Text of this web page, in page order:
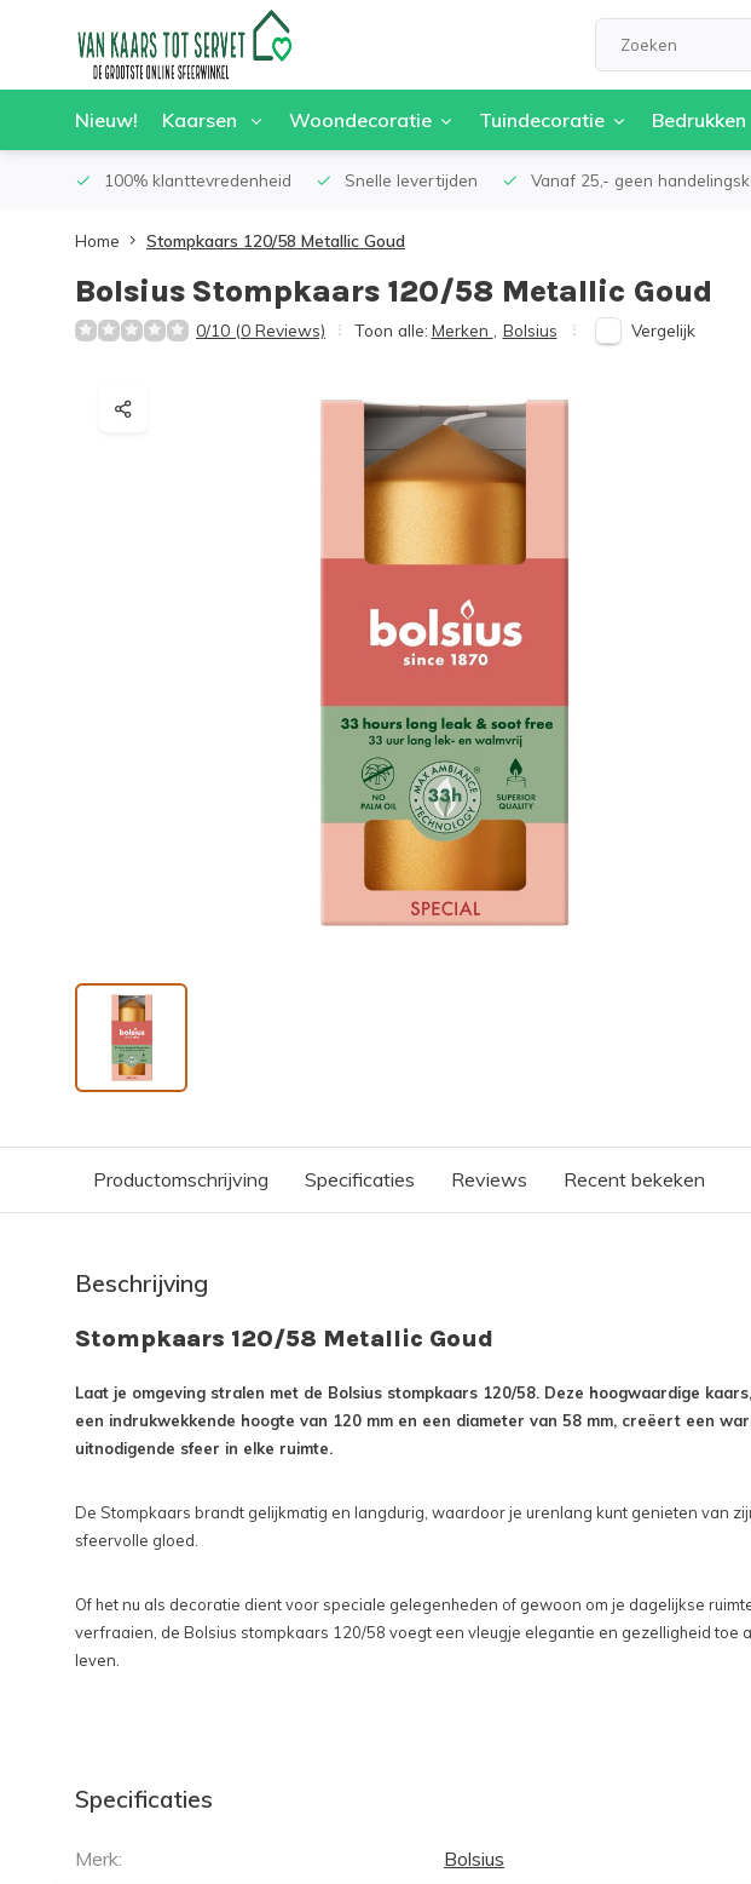
Nieuw! Kaarsen Woondecoratie Tuindecoratie Bedrukken
100% klanttevredenheid Snelle levertijden Vanaf 25,- geen
Home Stompkaars 120/58 Metallic Goud
Bolsius Stompkaars 120/58 Metallic Goud
0/10 (0 Reviews) Toon alle: Merken Bolsius Vergelijk
Productomschrijving Specificaties Reviews Recent bekeken
Beschrijving
Stompkaars 120/58 Metallic Goud
Laat je omgeving stralen met de Bolsius stompkaars 120/58. Deze hoogwaardige
een indrukwekkende hoogte van 120 mm en een diameter van 58 mm, creëert een
uitnodigende sfeer in elke ruimte.
De Stompkaars brandt gelijkmatig en langdurig, waardoor je urenlang kunt genieten van
sfeervolle gloed.
Of het nu als decoratie dient voor speciale gelegenheden of gewoon om je dagelijkse
verfraaien, de Bolsius stompkaars 120/58 voegt een vleugje elegantie en gezelligheid toe
leven.
Specificaties
Merk: Bolsius